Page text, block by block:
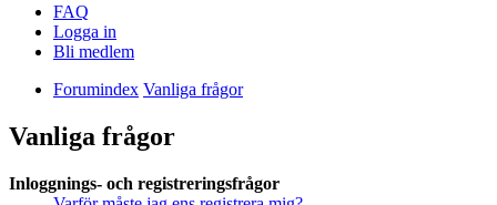
FAQ
Logga in
Bli medlem
Forumindex Vanliga frågor
Vanliga frågor
Inloggnings- och registreringsfrågor